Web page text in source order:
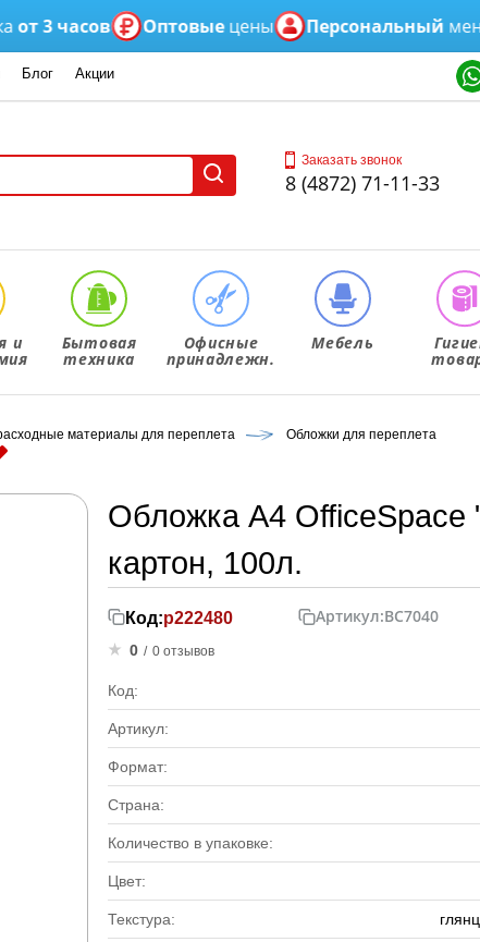
часов Оптовыецены Персональный
Блог Акции
Заказать звонок
8 (4872) 71-11-33
и Бытовая
техника
Офисные
принадлежн.
Мебель
материалы для переплета
Обложки для переплета
Обложка А4 OfficeSpace
картон, 100л.
Код:р222480 Артикул:BC7040
0 / 0 отзывов
Код:
Артикул:
Формат:
Страна:
Количество в упаковке:
Цвет:
Текстура: